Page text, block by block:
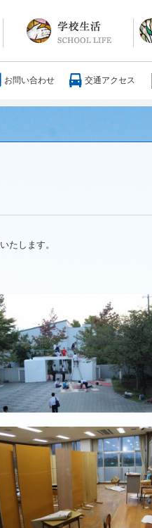
行事・イベント
部活動
ボランティア
サレジアンエピソード
サレジオの日々(ブログ)
お問い合わせ 交通アクセス
たします。